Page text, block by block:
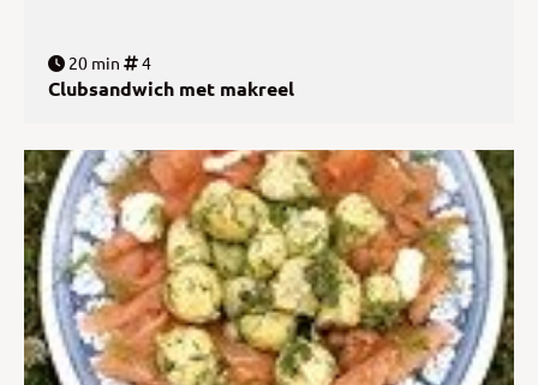
20 min 4
Clubsandwich met makreel